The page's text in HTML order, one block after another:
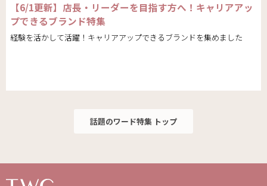
【6/1更新】店長・リーダーを目指す方へ！キャリアアッ
プできるブランド特集
経験を活かして活躍！キャリアアップできるブランドを集めました
話題のワード特集 トップ